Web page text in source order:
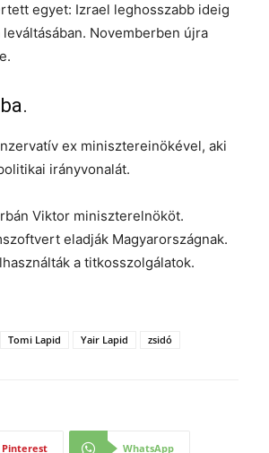
egyet: Izrael leghosszabb ideig
Novemberben újra
ex minisztereinökével, aki
irányvonalát.
Viktor miniszterelnököt.
eladják Magyarországnak.
a titkosszolgálatok.
Tomi Lapid Yair Lapid zsidó
Pinterest WhatsApp